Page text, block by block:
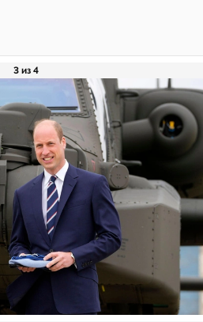
3 из 4